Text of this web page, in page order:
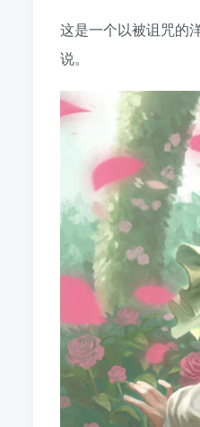
这是一个以被诅咒的
说。